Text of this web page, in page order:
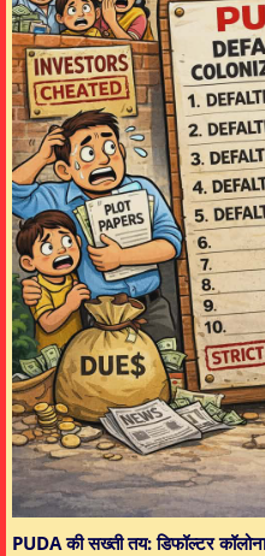
PUDA की सख्ती तय: डिफॉल्टर